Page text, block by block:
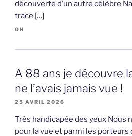
découverte d’un autre célèbre
trace […]
OH
A 88 ans je découvre
ne l’avais jamais vue !
25 AVRIL 2026
Très handicapée des yeux Nous
pour la vue et parmi les porteurs